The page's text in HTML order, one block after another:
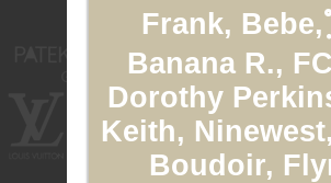
Frank,
Banana R.,
Dorothy
Keith,
Boudoir,